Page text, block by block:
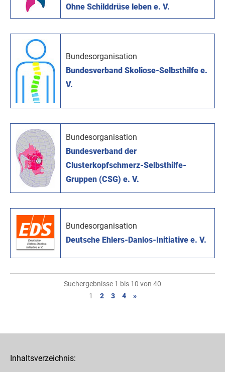
Ohne Schilddrüse leben e. V.
Bundesorganisation
Bundesverband Skoliose-Selbsthilfe e.
V.
Bundesorganisation
Bundesverband der
Clusterkopfschmerz-Selbsthilfe-
Gruppen (CSG) e. V.
Bundesorganisation
Deutsche Ehlers-Danlos-Initiative e. V.
Suchergebnisse 1 bis 10 von 40
1
2 3 4 »
Inhaltsverzeichnis: